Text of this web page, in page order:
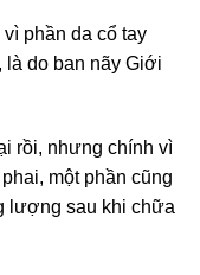
phần da cổ tay
là do ban nãy Giới
rồi, nhưng chính vì
một phần cũng
lượng sau khi chữa